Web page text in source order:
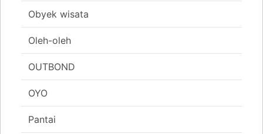
Obyek wisata
Oleh-oleh
OUTBOND
OYO
Pantai